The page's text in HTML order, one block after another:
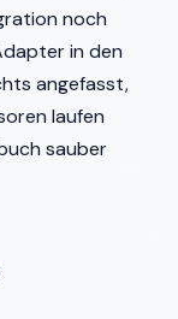
noch
in den
angefasst,
laufen
sauber